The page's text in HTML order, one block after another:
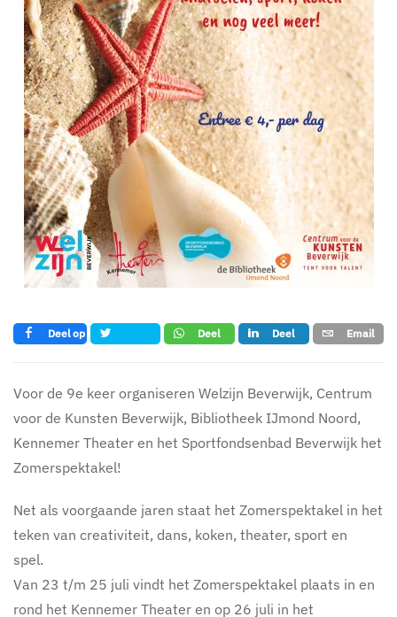
Deel op
Deel
Deel
Email
Voor de 9e keer organiseren Welzijn Beverwijk, Centrum
voor de Kunsten Beverwijk, Bibliotheek IJmond Noord,
Kennemer Theater en het Sportfondsenbad Beverwijk het
Zomerspektakel!
Net als voorgaande jaren staat het Zomerspektakel in het
teken van creativiteit, dans, koken, theater, sport en
spel.
Van 23 t/m 25 juli vindt het Zomerspektakel plaats in en
rond het Kennemer Theater en op 26 juli in het